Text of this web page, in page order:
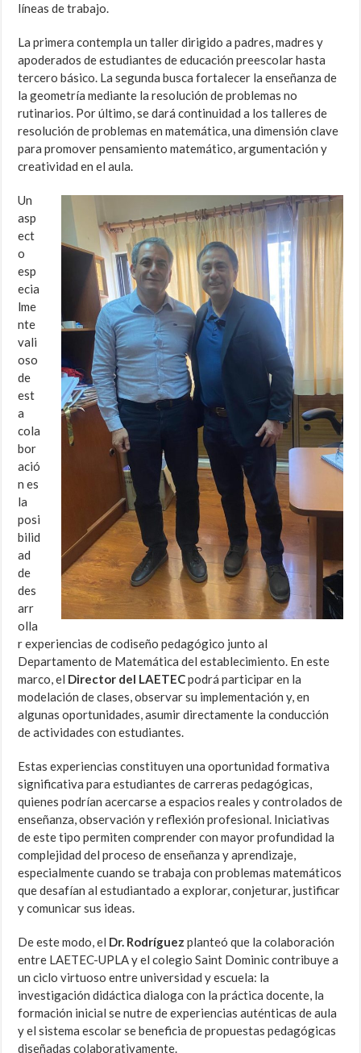
líneas de trabajo.
La primera contempla un taller dirigido a padres, madres y
apoderados de estudiantes de educación preescolar hasta
tercero básico. La segunda busca fortalecer la enseñanza de
la geometría mediante la resolución de problemas no
rutinarios. Por último, se dará continuidad a los talleres de
resolución de problemas en matemática, una dimensión clave
para promover pensamiento matemático, argumentación y
creatividad en el aula.
Un
asp
ect
o
esp
ecia
lme
nte
vali
oso
de
est
a
cola
bor
ació
n es
la
posi
bilid
ad
de
des
arr
olla
r experiencias de codiseño pedagógico junto al
Departamento de Matemática del establecimiento. En este
marco, el Director del LAETECpodrá participar en la
modelación de clases, observar su implementación y, en
algunas oportunidades, asumir directamente la conducción
de actividades con estudiantes.
Estas experiencias constituyen una oportunidad formativa
significativa para estudiantes de carreras pedagógicas,
quienes podrían acercarse a espacios reales y controlados de
enseñanza, observación y reflexión profesional. Iniciativas
de este tipo permiten comprender con mayor profundidad la
complejidad del proceso de enseñanza y aprendizaje,
especialmente cuando se trabaja con problemas matemáticos
que desafían al estudiantado a explorar, conjeturar, justificar
y comunicar sus ideas.
De este modo, el Dr. Rodríguez planteó que la colaboración
entre LAETEC-UPLA y el colegio Saint Dominic contribuye a
un ciclo virtuoso entre universidad y escuela: la
investigación didáctica dialoga con la práctica docente, la
formación inicial se nutre de experiencias auténticas de aula
y el sistema escolar se beneficia de propuestas pedagógicas
diseñadas colaborativamente.